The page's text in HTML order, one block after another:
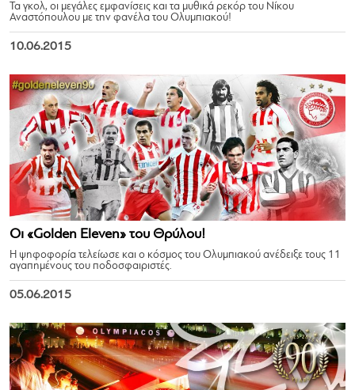
Τα γκολ, οι μεγάλες εμφανίσεις και τα μυθικά ρεκόρ του Νίκου
Αναστόπουλου με την φανέλα του Ολυμπιακού!
10.06.2015
Οι «Golden Eleven» του Θρύλου!
Η ψηφοφορία τελείωσε και ο κόσμος του Ολυμπιακού ανέδειξε τους 11
αγαπημένους του ποδοσφαιριστές.
05.06.2015